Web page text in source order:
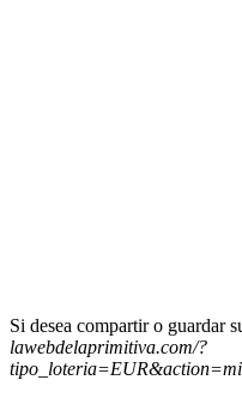
Si desea compartir o guardar
lawebdelaprimitiva.com/?